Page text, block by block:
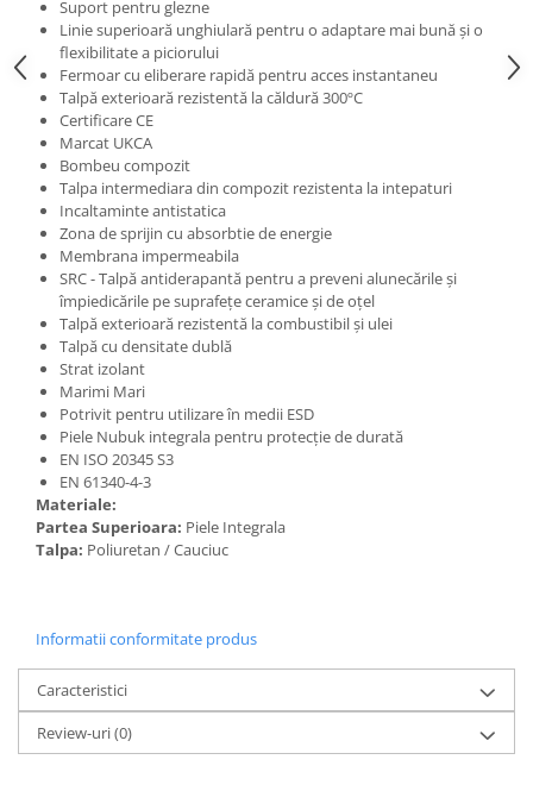
Suport pentru glezne
Linie superioară unghiulară pentru o adaptare mai bună și o
flexibilitate a piciorului
Fermoar cu eliberare rapidă pentru acces instantaneu
Talpă exterioară rezistentă la căldură 300ºC
Certificare CE
Marcat UKCA
Bombeu compozit
Talpa intermediara din compozit rezistenta la intepaturi
Incaltaminte antistatica
Zona de sprijin cu absorbtie de energie
Membrana impermeabila
SRC - Talpă antiderapantă pentru a preveni alunecările și
împiedicările pe suprafețe ceramice și de oțel
Talpă exterioară rezistentă la combustibil și ulei
Talpă cu densitate dublă
Strat izolant
Marimi Mari
Potrivit pentru utilizare în medii ESD
Piele Nubuk integrala pentru protecție de durată
EN ISO 20345 S3
EN 61340-4-3
Materiale:
Partea Superioara: Piele Integrala
Talpa: Poliuretan / Cauciuc
Informatii conformitate produs
Caracteristici
Review-uri(0)